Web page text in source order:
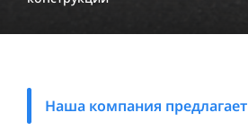
Отделочные работы
Кровельные работы
Проекты
Наша компания предлагает